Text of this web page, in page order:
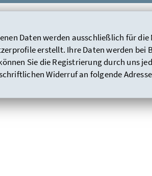
Daten werden ausschließlich für die
erstellt. Ihre Daten werden bei
Sie die Registrierung durch uns
Widerruf an folgende